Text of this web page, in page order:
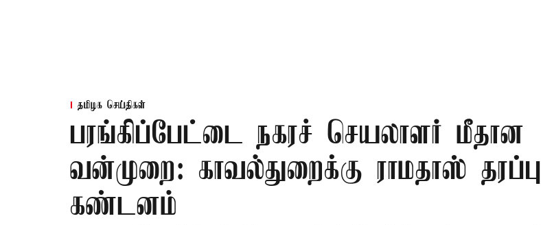
தமிழக செய்திகள்
பரங்கிப்பேட்டை நகரச் செயலாளர் மீதான
வன்முறை: காவல்துறைக்கு ராமதாஸ் தரப்பு
கண்டனம்